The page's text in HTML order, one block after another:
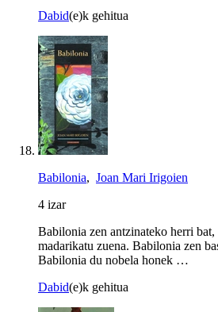
Dabid(e)k gehitua
Babilonia, Joan Mari Irigoien
4 izar
Babilonia zen antzinateko herri
madarikatu zuena. Babilonia zen
Babilonia du nobela honek …
Dabid(e)k gehitua